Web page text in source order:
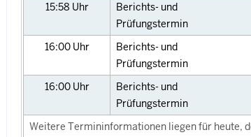
15:58 Uhr
Berichts- und
Prüfungstermin
16:00 Uhr
Berichts- und
Prüfungstermin
16:00 Uhr
Berichts- und
Prüfungstermin
Weitere Termininformationen liegen für heute,